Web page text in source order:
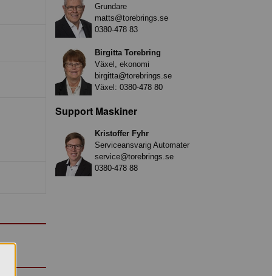
Grundare
matts@torebrings.se
0380-478 83
Birgitta Torebring
Växel, ekonomi
birgitta@torebrings.se
Växel: 0380-478 80
Support Maskiner
Kristoffer Fyhr
Serviceansvarig Automater
service@torebrings.se
0380-478 88